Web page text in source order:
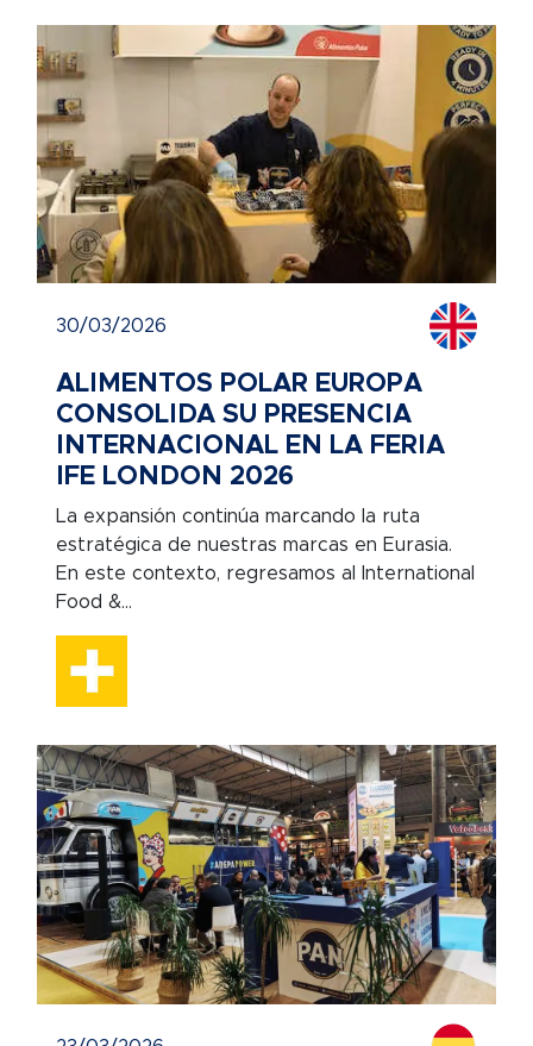
30/03/2026
ALIMENTOS POLAR EUROPA
CONSOLIDA SU PRESENCIA
INTERNACIONAL EN LA FERIA
IFE LONDON 2026
La expansión continúa marcando la ruta
estratégica de nuestras marcas en Eurasia.
En este contexto, regresamos al International
Food &...